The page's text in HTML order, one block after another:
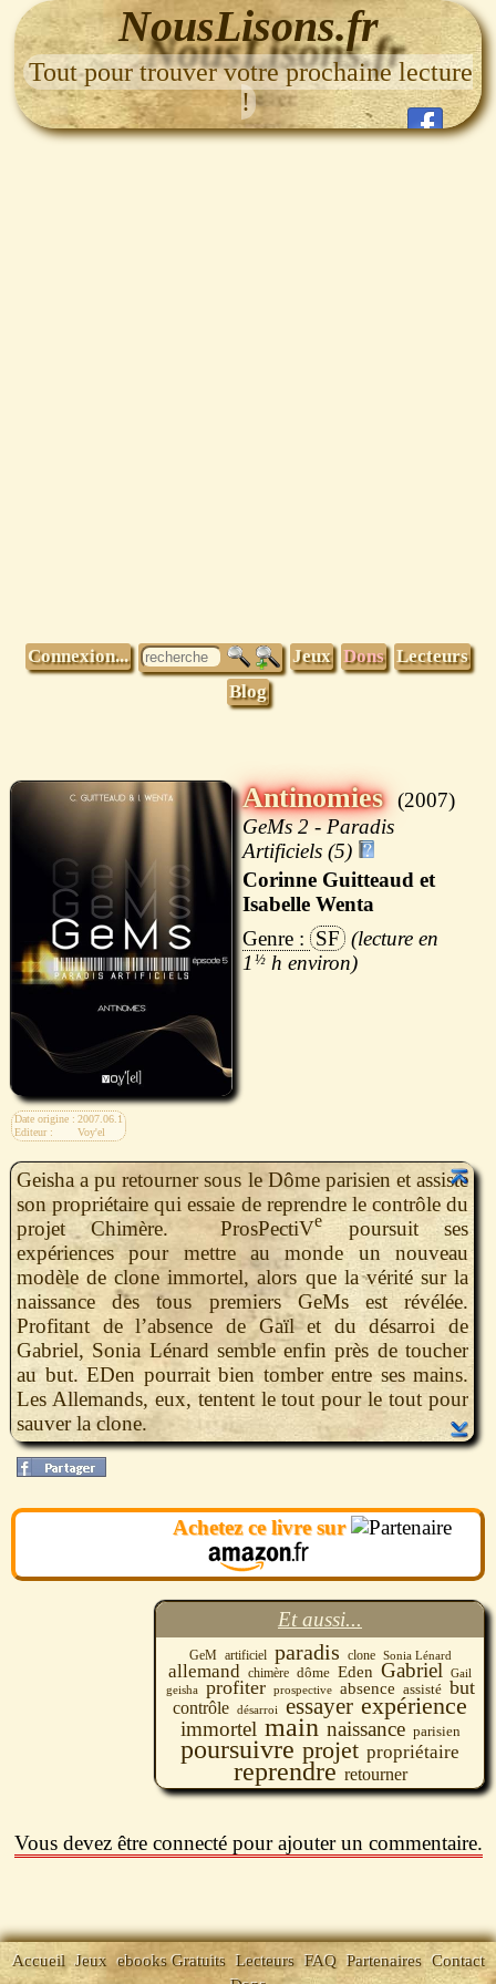
NousLisons.fr
Tout pour trouver votre prochaine lecture
!
Connexion... Jeux Dons Lecteurs
Blog
Date origine : 2007.06.1
Editeur :
Voy'el
Antinomies
2007
GeMs 2 - Paradis
Artificiels (5)
Corinne Guitteaud et
Isabelle Wenta
SF
1 ½ h
Geisha a pu retourner sous le Dôme parisien et assiste
son propriétaire qui essaie de reprendre le contrôle du
projet Chimère. ProsPectiVe
poursuit ses
expériences pour mettre au monde un nouveau
modèle de clone immortel, alors que la vérité sur la
naissance des tous premiers GeMs est révélée.
Profitant de l’absence de Gaïl et du désarroi de
Gabriel, Sonia Lénard semble enfin près de toucher
au but. EDen pourrait bien tomber entre ses mains.
Les Allemands, eux, tentent le tout pour le tout pour
sauver la clone.
Achetez ce livre sur
Et aussi...
GeM artificiel paradis clone Sonia Lénard
allemand chimère dôme Eden Gabriel Gail
geisha
profiter prospective absence assisté but
contrôle désarroi essayer expérience
immortel main naissance parisien
poursuivre projet propriétaire
reprendre retourner
Vous devez être connecté pour ajouter un commentaire.
Accueil Jeux ebooks Gratuits Lecteurs FAQ Partenaires Contact